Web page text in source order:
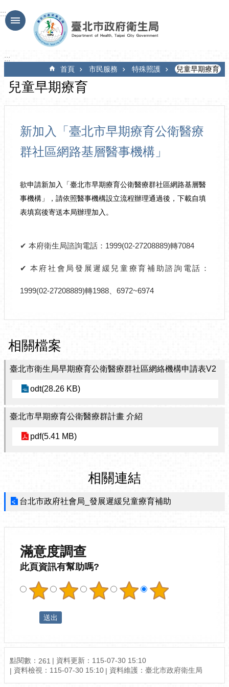
跳到主要內容區塊
:::
:::
首頁 市民服務 特殊照護 兒童早期療育
兒童早期療育
新加入「臺北市早期療育公衛醫療
群社區網路基層醫事機構」
欲申請新加入「臺北市早期療育公衛醫療群社區網路基層醫
事機構」，請依照醫事機構設立流程辦理通過後，下載自填
表填寫後寄送本局辦理加入。
✔ 本府衛生局諮詢電話：1999(02-27208889)轉7084
✔ 本府社會局發展遲緩兒童療育補助諮詢電話：
1999(02-27208889)轉1988、6972~6974
相關檔案
臺北市衛生局早期療育公衛醫療群社區網絡機構申請表V2
odt(28.26 KB)
臺北市早期療育公衛醫療群計畫 介紹
pdf(5.41 MB)
相關連結
台北市政府社會局_發展遲緩兒童療育補助
滿意度調查
此頁資訊有幫助嗎?
點閱數： 261
資料更新：115-07-30 15:10
資料檢視：115-07-30 15:10
資料維護：臺北市政府衛生局